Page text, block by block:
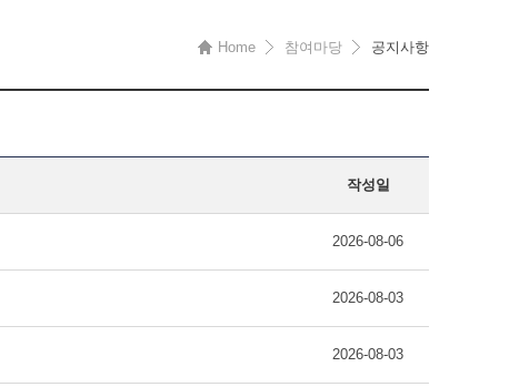
Home 참여마당 공지사항
작성일
2026-08-06
2026-08-03
2026-08-03